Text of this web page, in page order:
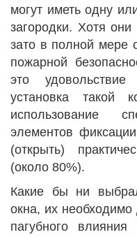
могут иметь одну
загородки. Хотя
зато в полной мере
пожарной
это
установка такой
использование
элементов
(открыть)
(около 80%).
Какие бы ни
окна, их необходимо
пагубного